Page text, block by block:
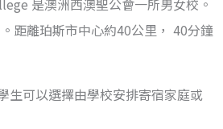
距離珀斯市中心約40公里， 40分鐘
生可以選擇由學校安排寄宿家庭或